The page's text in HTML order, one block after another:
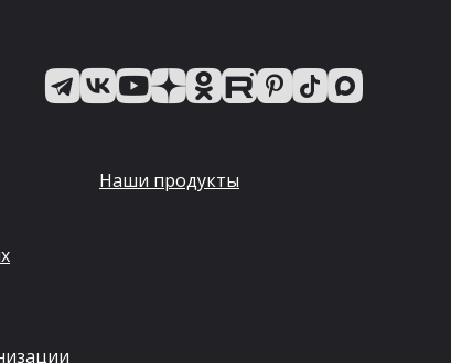
Наши продукты